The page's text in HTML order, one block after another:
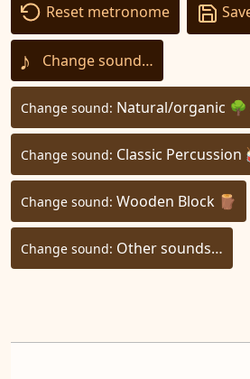
Reset metronome
♪ Change sound…
Change sound: Natural/organic
Change sound: Classic Percussion
Change sound: Wooden Block 🪵
Change sound: Other sounds…